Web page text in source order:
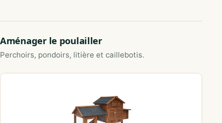
Aménager le poulailler
Perchoirs, pondoirs, litière et caillebotis.